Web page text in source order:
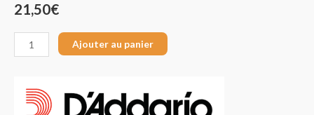
21,50€
Ajouter au panier